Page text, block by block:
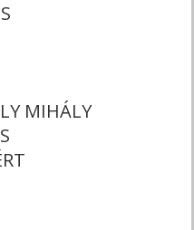
MIHÁLY